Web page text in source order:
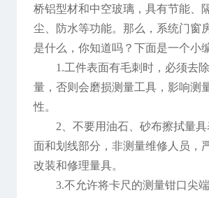
桥铝型材和中空玻璃，具有节能、
尘、防水等功能。那么，系统门窗
是什么，你知道吗？下面是一个小
1.工件表面有毛刺时，必须去
量，否则会磨损测量工具，影响测
性。
2、不要用油石、砂布擦拭量
面和划线部分，非测量维修人员，
改装和修理量具。
3.不允许将卡尺的测量钳口尖